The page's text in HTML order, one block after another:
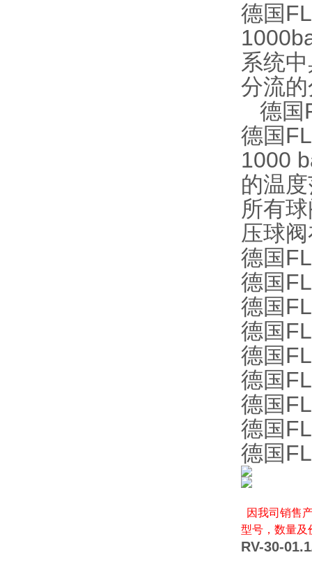
德国
系统
分流
德国
德国
1000
的温
所有
压球
德国
德国
德国
德国
德国
德国
德国
德国
德国
因我司销售
型号，数量及
RV-30-